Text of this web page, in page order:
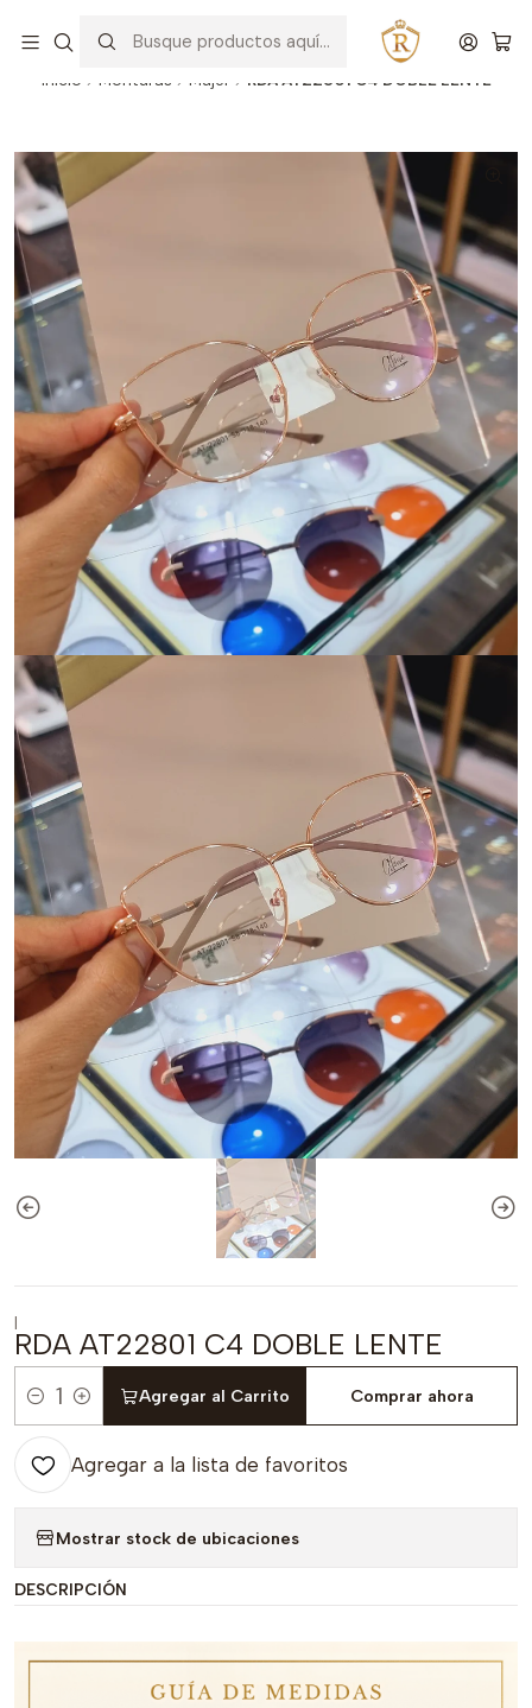
WhatsApp
Inicio Monturas Mujer RDA AT22801 C4 DOBLE LENTE
|
RDA AT22801 C4 DOBLE LENTE
Cantidad
Agregar al Carrito Comprar ahora
Agregar a la lista de favoritos
Mostrar stock de ubicaciones
DESCRIPCIÓN